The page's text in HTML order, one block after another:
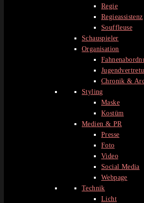
Regie
Regieassistenz
Souffleuse
Schauspieler
Organisation
Chronik &
Styling
Maske
Kostüm
Medien & PR
Presse
Foto
Video
Social Media
Webpage
Technik
Licht